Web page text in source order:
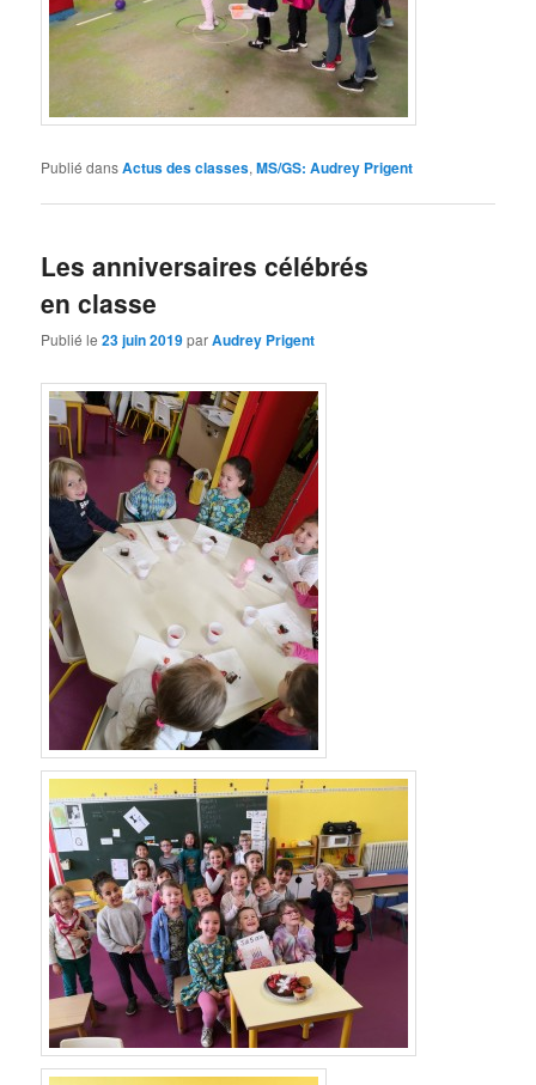
Publié dansActus des classes,MS/GS: Audrey Prigent
Les anniversaires célébrés
en classe
Publié le23 juin 2019parAudrey Prigent